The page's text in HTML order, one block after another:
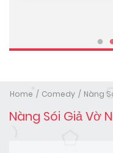
Home Comedy Nàng
Nàng Sói Giả Vờ